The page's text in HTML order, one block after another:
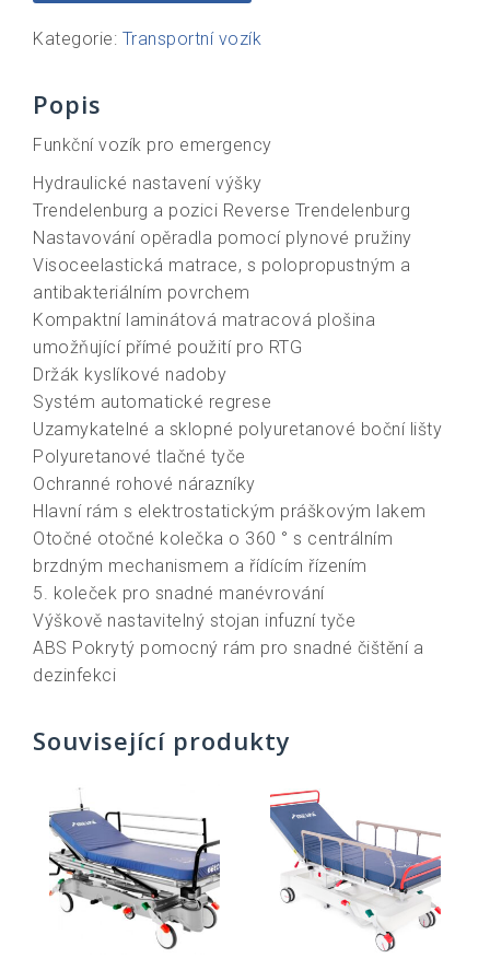
Kategorie: Transportní vozík
Popis
Funkční vozík pro emergency
Hydraulické nastavení výšky
Trendelenburg a pozici Reverse Trendelenburg
Nastavování opěradla pomocí plynové pružiny
Visoceelastická matrace, s polopropustným a
antibakteriálním povrchem
Kompaktní laminátová matracová plošina
umožňující přímé použití pro RTG
Držák kyslíkové nadoby
Systém automatické regrese
Uzamykatelné a sklopné polyuretanové boční lišty
Polyuretanové tlačné tyče
Ochranné rohové nárazníky
Hlavní rám s elektrostatickým práškovým lakem
Otočné otočné kolečka o 360 ° s centrálním
brzdným mechanismem a řídícím řízením
5. koleček pro snadné manévrování
Výškově nastavitelný stojan infuzní tyče
ABS Pokrytý pomocný rám pro snadné čištění a
dezinfekci
Související produkty